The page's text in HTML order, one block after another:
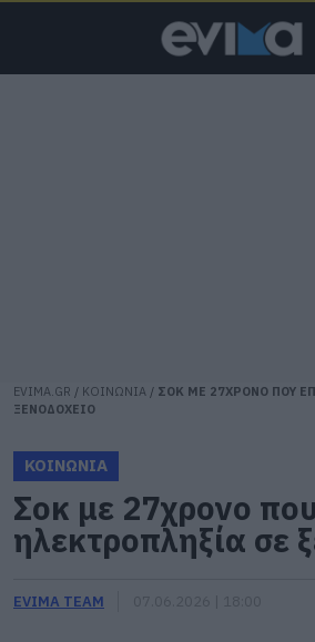
EVIMA.GR / ΚΟΙΝΩΝΙΑ / ΣΟΚ ΜΕ 27ΧΡΟΝΟ ΠΟΥ
ΞΕΝΟΔΟΧΕΙΟ
ΚΟΙΝΩΝΙΑ
Σοκ με 27χρονο
ηλεκτροπληξία σε
EVIMA TEAM